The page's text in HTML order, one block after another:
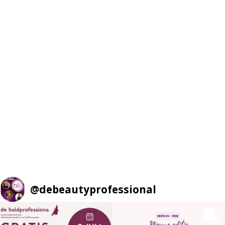
@debeautyprofessional